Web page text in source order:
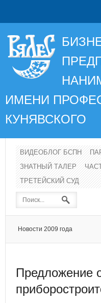
ИМЕНИ
КУНЯВСКОГО
ВИДЕОБЛОГ БСПН
ЗНАТНЫЙ ТАЛЕР
ТРЕТЕЙСКИЙ СУД
Новости 2009 года
Предложение